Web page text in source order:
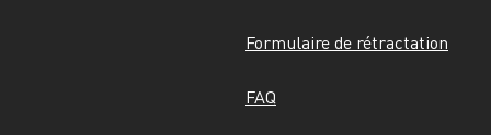
Formulaire de rétractation
FAQ